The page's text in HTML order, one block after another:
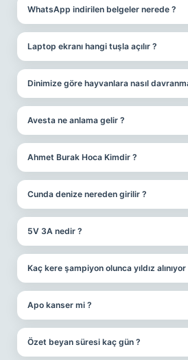
WhatsApp indirilen belgeler nerede ?
Laptop ekranı hangi tuşla açılır ?
Dinimize göre hayvanlara nasıl
Avesta ne anlama gelir ?
Ahmet Burak Hoca Kimdir ?
Cunda denize nereden girilir ?
5V 3A nedir ?
Kaç kere şampiyon olunca yıldız alınıyor
Apo kanser mi ?
Özet beyan süresi kaç gün ?